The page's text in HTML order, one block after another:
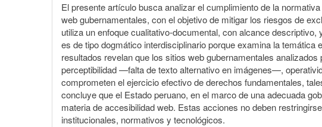
El presente artículo busca analizar el cumplimiento de la
web gubernamentales, con el objetivo de mitigar los riesgos de
utiliza un enfoque cualitativo-documental, con alcance
es de tipo dogmático interdisciplinario porque examina la
resultados revelan que los sitios web gubernamentales
perceptibilidad —falta de texto alternativo en imágenes—,
comprometen el ejercicio efectivo de derechos fundamentales,
concluye que el Estado peruano, en el marco de una adecuada
materia de accesibilidad web. Estas acciones no deben
institucionales, normativos y tecnológicos.